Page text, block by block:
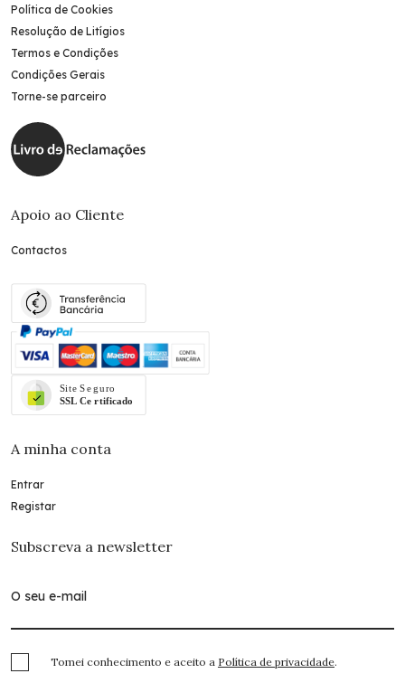
Política de Cookies
Resolução de Litígios
Termos e Condições
Condições Gerais
Torne-se parceiro
Apoio ao Cliente
Contactos
A minha conta
Entrar
Registar
Subscreva a newsletter
Tomei conhecimento e aceito a Política de privacidade.